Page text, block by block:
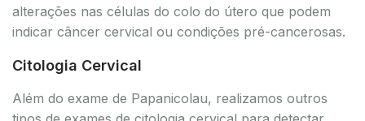
alterações nas células do colo do útero que podem
indicar câncer cervical ou condições pré-cancerosas.
Citologia Cervical
Além do exame de Papanicolau, realizamos outros